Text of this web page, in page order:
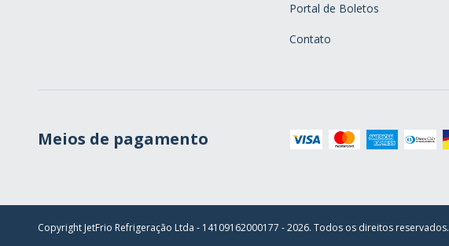
Portal de Boletos
Contato
Meios de pagamento
Copyright JetFrio Refrigeração Ltda - 14109162000177 - 2026. Todos os direitos reservados.